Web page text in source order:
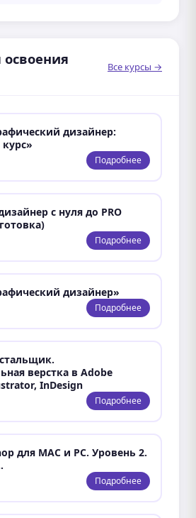
Все курсы →
дизайнер:
Подробнее
с нуля до PRO
Подробнее
дизайнер»
Подробнее
верстка в Adobe
InDesign
Подробнее
для MAC и PC. Уровень 2.
Подробнее